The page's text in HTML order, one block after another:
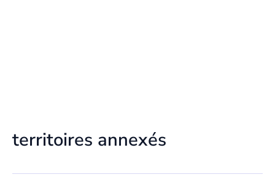
territoires annexés